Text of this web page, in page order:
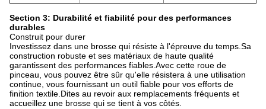
Section 3: Durabilité et fiabilité pour des performances
durables
Construit pour durer
Investissez dans une brosse qui résiste à l'épreuve du temps.Sa
construction robuste et ses matériaux de haute qualité
garantissent des performances fiables.Avec cette roue de
pinceau, vous pouvez être sûr qu'elle résistera à une utilisation
continue, vous fournissant un outil fiable pour vos efforts de
finition textile.Dites au revoir aux remplacements fréquents et
accueillez une brosse qui se tient à vos côtés.